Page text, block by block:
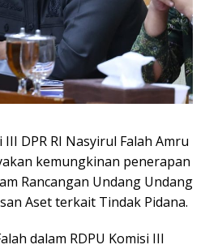
DPR RI Nasyirul Falah Amru
kemungkinan penerapan
Rancangan Undang Undang
Aset terkait Tindak Pidana.
dalam RDPU Komisi III